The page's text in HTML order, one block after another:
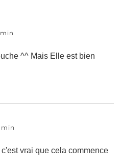
^^ Mais Elle est bien
min
vrai que cela commence